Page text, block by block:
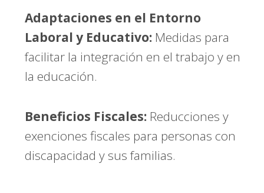
Adaptaciones en el Entorno
Laboral y Educativo: Medidas para
facilitar la integración en el trabajo y en
la educación.
Beneficios Fiscales: Reducciones y
exenciones fiscales para personas con
discapacidad y sus familias.